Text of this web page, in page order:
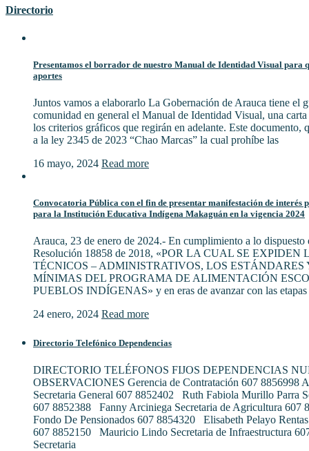
Directorio
Presentamos el borrador de nuestro Manual de Identidad Visual para
aportes
Juntos vamos a elaborarlo La Gobernación de Arauca tiene el
comunidad en general el Manual de Identidad Visual, una
los criterios gráficos que regirán en adelante. Este documento,
a la ley 2345 de 2023 “Chao Marcas” la cual prohíbe las
16 mayo, 2024 Read more
Convocatoria Pública con el fin de presentar manifestación de interés
para la Institución Educativa Indígena Makaguán en la vigencia 2024
Arauca, 23 de enero de 2024.- En cumplimiento a lo dispuesto
Resolución 18858 de 2018, «POR LA CUAL SE
TÉCNICOS – ADMINISTRATIVOS, LOS ESTÁNDARES
MÍNIMAS DEL PROGRAMA DE ALIMENTACIÓN
PUEBLOS INDÍGENAS» y en eras de avanzar con las etapas
24 enero, 2024 Read more
Directorio Telefónico Dependencias
DIRECTORIO TELÉFONOS FIJOS DEPENDENCIAS
OBSERVACIONES Gerencia de Contratación 607 8856998
Secretaria General 607 8852402 Ruth Fabiola Murillo Parra
607 8852388 Fanny Arciniega Secretaria de Agricultura 607
Fondo De Pensionados 607 8854320 Elisabeth Pelayo
607 8852150 Mauricio Lindo Secretaria de Infraestructura
Secretaria